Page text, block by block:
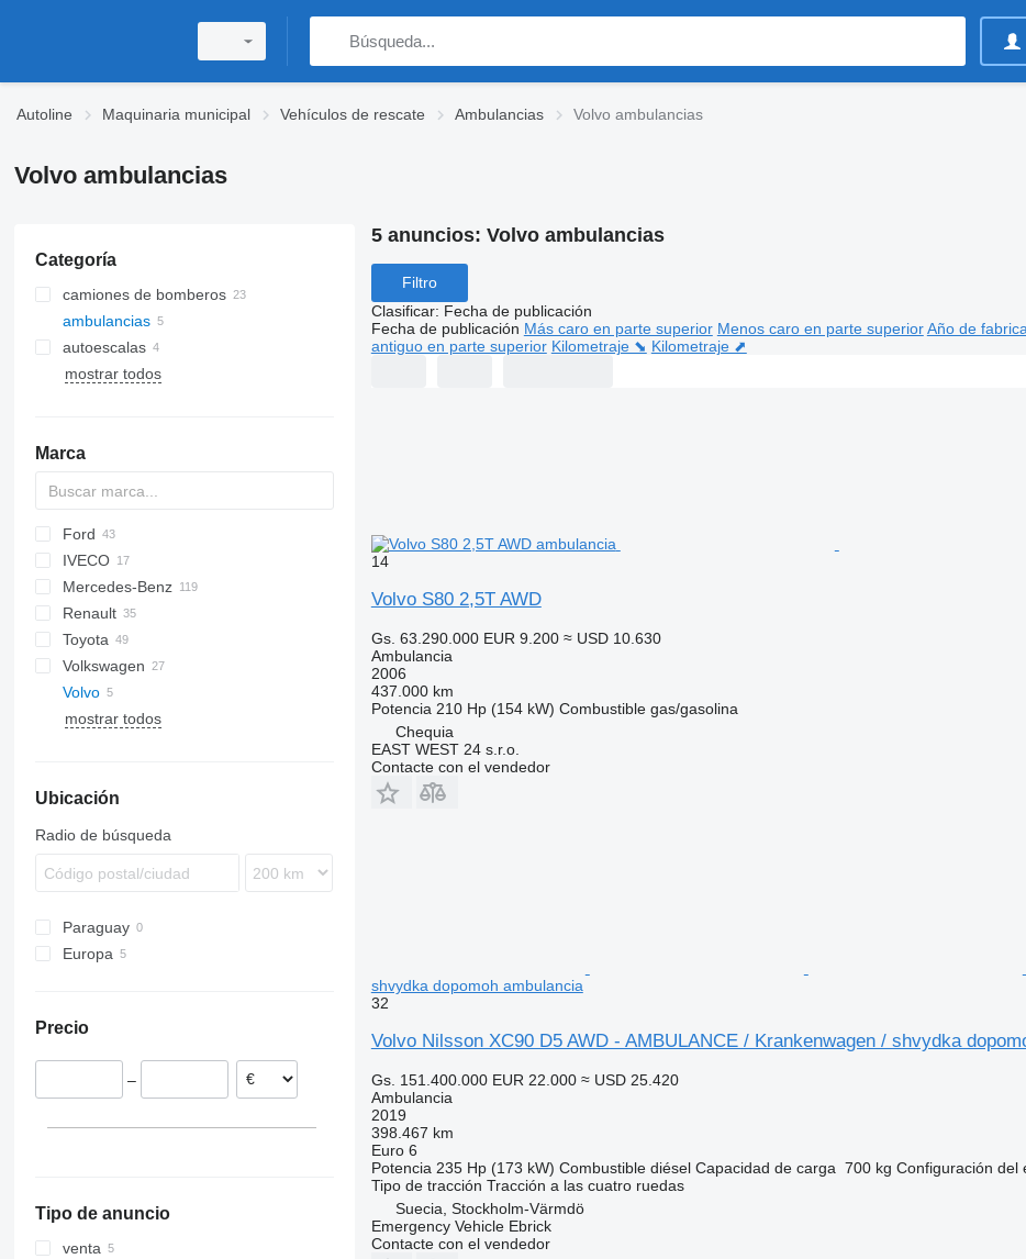
Autoline Maquinaria municipal Vehículos de rescate Ambulancias Volvo ambulancias
Volvo ambulancias
Categoría
camiones de bomberos
ambulancias
autoescalas
mostrar todos
Marca
2-Series
X-Series
Express
Tahoe
Berlingo
Jumper
Jumpy
YA
Doblo
Ducato
Scudo
Talento
Ford
Explorer
F-series
Tourneo
Transit
H-series
IVECO
Daily
FVR
Defender
TGA
TGE
Mercedes-Benz
Atego
Sprinter
Vito
Caravan
NV
Patrol
Primastar
Urvan
Movano
Vivaro
Boxer
Expert
Renault
C-series
Master
T-series
Trafic
Toyota
Hiace
Hilux
Land Cruiser
Volkswagen
Amarok
Crafter
Volvo
S-series
mostrar todos
Ubicación
Radio de búsqueda
Paraguay
Europa
Precio
–
Tipo de anuncio
venta
5 anuncios: Volvo ambulancias
Filtro
Clasificar: Fecha de publicación
Fecha de publicación Más caro en parte superior Menos caro en parte superior Año de
antiguo en parte superior Kilometraje ⬊ Kilometraje ⬈
14
Volvo S80 2,5T AWD
Gs. 63.290.000 EUR 9.200 ≈ USD 10.630
Ambulancia
2006
437.000 km
Potencia 210 Hp (154 kW) Combustible gas/gasolina
Chequia
EAST WEST 24 s.r.o.
Contacte con el vendedor
shvydka dopomoh ambulancia
32
Volvo Nilsson XC90 D5 AWD - AMBULANCE / Krankenwagen / shvydka
Gs. 151.400.000 EUR 22.000 ≈ USD 25.420
Ambulancia
2019
398.467 km
Euro 6
Potencia 235 Hp (173 kW) Combustible diésel Capacidad de carga 700 kg Configuración del
Tipo de tracción Tracción a las cuatro ruedas
Suecia, Stockholm-Värmdö
Emergency Vehicle Ebrick
Contacte con el vendedor